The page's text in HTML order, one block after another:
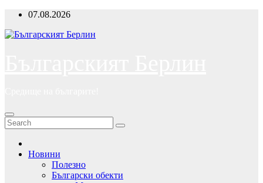
Skip
content
07.08.2026
Новини
Полезно
Български обекти